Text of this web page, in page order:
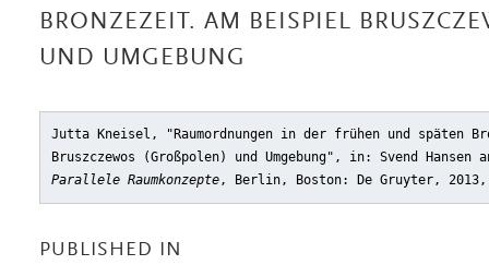
BRONZEZEIT. AM BEISPIEL
ND UMGEBUNG
Jutta Kneisel, "Raumordnungen in der frühen und späten
Bruszczewos (Großpolen) und Umgebung" , in: Svend Hansen
Parallele Raumkonzepte, Berlin, Boston: De Gruyter, 2013,
PUBLISHED IN